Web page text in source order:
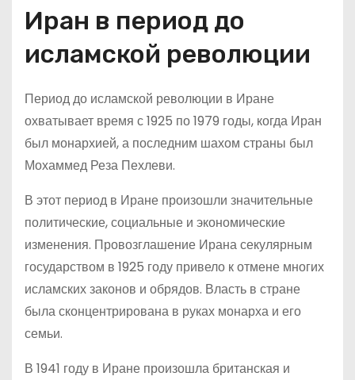
Иран в период до
исламской революции
Период до исламской революции в Иране
охватывает время с 1925 по 1979 годы, когда Иран
был монархией, а последним шахом страны был
Мохаммед Реза Пехлеви.
В этот период в Иране произошли значительные
политические, социальные и экономические
изменения. Провозглашение Ирана секулярным
государством в 1925 году привело к отмене многих
исламских законов и обрядов. Власть в стране
была сконцентрирована в руках монарха и его
семьи.
В 1941 году в Иране произошла британская и